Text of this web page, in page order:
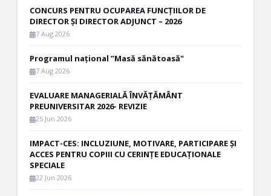
CONCURS PENTRU OCUPAREA FUNCȚIILOR DE
DIRECTOR ȘI DIRECTOR ADJUNCT – 2026
7 Aug 2026
Programul național ”Masă sănătoasă"
7 Aug 2026
EVALUARE MANAGERIALĂ ÎNVĂȚĂMÂNT
PREUNIVERSITAR 2026- REVIZIE
25 Jun 2026
IMPACT-CES: INCLUZIUNE, MOTIVARE, PARTICIPARE ȘI
ACCES PENTRU COPIII CU CERINȚE EDUCAȚIONALE
SPECIALE
22 Jun 2026